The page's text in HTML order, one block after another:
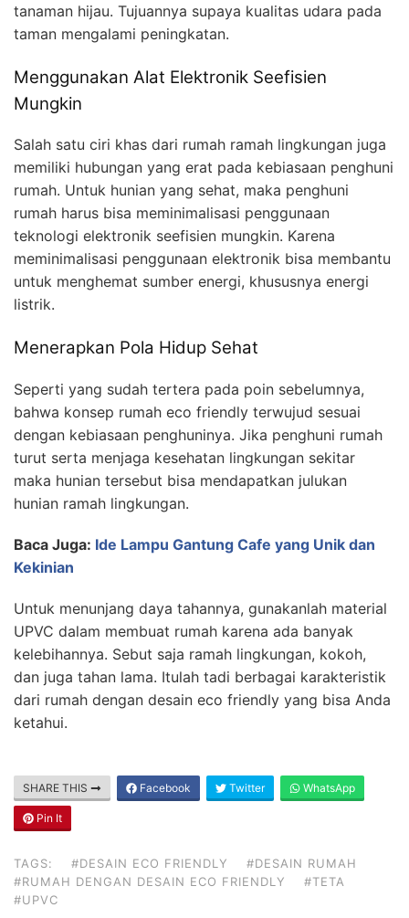
tanaman hijau. Tujuannya supaya kualitas udara pada
taman mengalami peningkatan.
Menggunakan Alat Elektronik Seefisien
Mungkin
Salah satu ciri khas dari rumah ramah lingkungan juga
memiliki hubungan yang erat pada kebiasaan penghuni
rumah. Untuk hunian yang sehat, maka penghuni
rumah harus bisa meminimalisasi penggunaan
teknologi elektronik seefisien mungkin. Karena
meminimalisasi penggunaan elektronik bisa membantu
untuk menghemat sumber energi, khususnya energi
listrik.
Menerapkan Pola Hidup Sehat
Seperti yang sudah tertera pada poin sebelumnya,
bahwa konsep rumah eco friendly terwujud sesuai
dengan kebiasaan penghuninya. Jika penghuni rumah
turut serta menjaga kesehatan lingkungan sekitar
maka hunian tersebut bisa mendapatkan julukan
hunian ramah lingkungan.
Baca Juga: Ide Lampu Gantung Cafe yang Unik dan
Kekinian
Untuk menunjang daya tahannya, gunakanlah material
UPVC dalam membuat rumah karena ada banyak
kelebihannya. Sebut saja ramah lingkungan, kokoh,
dan juga tahan lama. Itulah tadi berbagai karakteristik
dari rumah dengan desain eco friendly yang bisa Anda
ketahui.
SHARE THIS Facebook Twitter WhatsApp
Pin It
TAGS: #DESAIN ECO FRIENDLY
#DESAIN RUMAH
#RUMAH DENGAN DESAIN ECO FRIENDLY
#TETA
#UPVC